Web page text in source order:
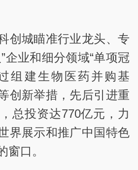
创城瞄准行业龙头、专
企业和细分领域“单项冠
组建生物医药并购基
创新举措，先后引进重
总投资达770亿元，力
界展示和推广中国特色
窗口。